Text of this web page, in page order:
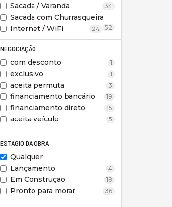
Sacada / Varanda 34
Sacada com Churrasqueira
52
Internet / WiFi 24
NEGOCIAÇÃO
com desconto 1
exclusivo 1
aceita permuta 3
financiamento bancário 19
financiamento direto 15
aceita veículo 5
ESTÁGIO DA OBRA
Qualquer
Lançamento
4
Em Construção 18
Pronto para morar 36